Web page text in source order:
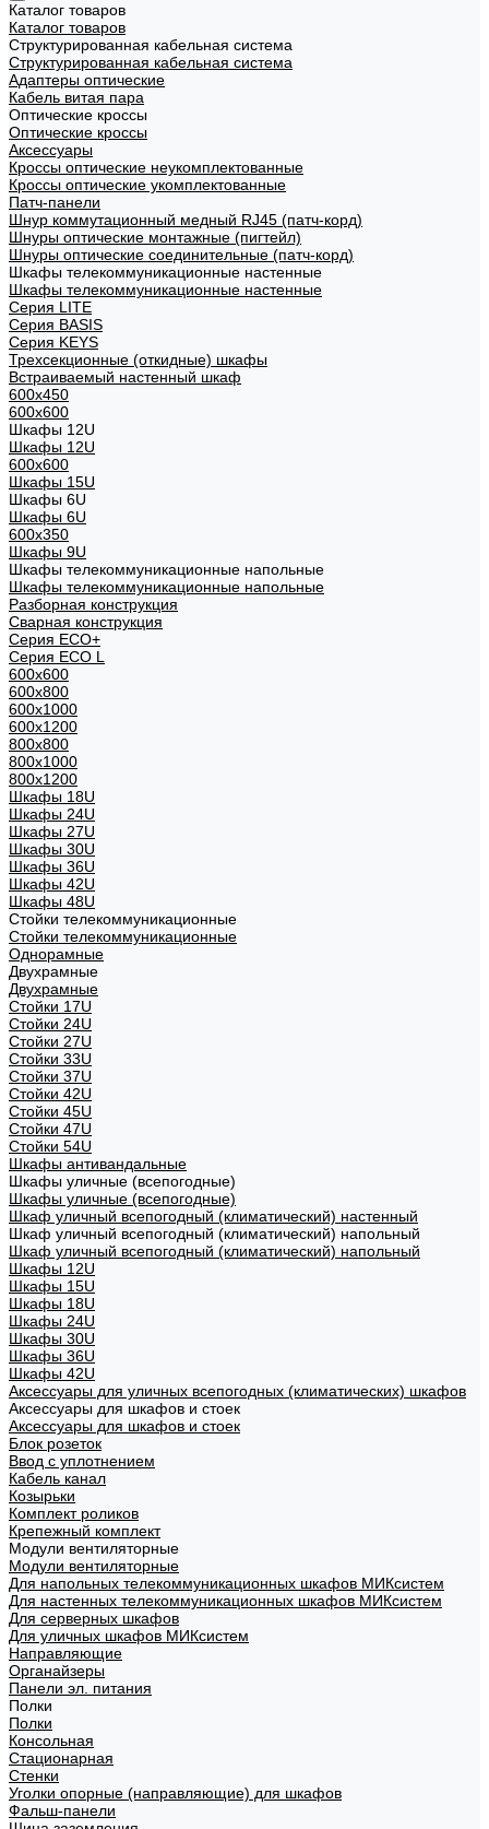
Каталог товаров
Каталог товаров
Структурированная кабельная система
Структурированная кабельная система
Адаптеры оптические
Кабель витая пара
Оптические кроссы
Оптические кроссы
Аксессуары
Кроссы оптические неукомплектованные
Кроссы оптические укомплектованные
Патч-панели
Шнур коммутационный медный RJ45 (патч-корд)
Шнуры оптические монтажные (пигтейл)
Шнуры оптические соединительные (патч-корд)
Шкафы телекоммуникационные настенные
Шкафы телекоммуникационные настенные
Cерия LITE
Cерия BASIS
Cерия KEYS
Трехсекционные (откидные) шкафы
Встраиваемый настенный шкаф
600x450
600x600
Шкафы 12U
Шкафы 12U
600x600
Шкафы 15U
Шкафы 6U
Шкафы 6U
600x350
Шкафы 9U
Шкафы телекоммуникационные напольные
Шкафы телекоммуникационные напольные
Разборная конструкция
Сварная конструкция
Серия ECO+
Серия ECO L
600x600
600x800
600х1000
600х1200
800x800
800х1000
800х1200
Шкафы 18U
Шкафы 24U
Шкафы 27U
Шкафы 30U
Шкафы 36U
Шкафы 42U
Шкафы 48U
Стойки телекоммуникационные
Стойки телекоммуникационные
Однорамные
Двухрамные
Двухрамные
Стойки 17U
Стойки 24U
Стойки 27U
Стойки 33U
Стойки 37U
Стойки 42U
Стойки 45U
Стойки 47U
Стойки 54U
Шкафы антивандальные
Шкафы уличные (всепогодные)
Шкафы уличные (всепогодные)
Шкаф уличный всепогодный (климатический) настенный
Шкаф уличный всепогодный (климатический) напольный
Шкаф уличный всепогодный (климатический) напольный
Шкафы 12U
Шкафы 15U
Шкафы 18U
Шкафы 24U
Шкафы 30U
Шкафы 36U
Шкафы 42U
Аксессуары для уличных всепогодных (климатических) шкафов
Аксессуары для шкафов и стоек
Аксессуары для шкафов и стоек
Блок розеток
Ввод с уплотнением
Кабель канал
Козырьки
Комплект роликов
Крепежный комплект
Модули вентиляторные
Модули вентиляторные
Для напольных телекоммуникационных шкафов МИКсистем
Для настенных телекоммуникационных шкафов МИКсистем
Для серверных шкафов
Для уличных шкафов МИКсистем
Направляющие
Органайзеры
Панели эл. питания
Полки
Полки
Консольная
Стационарная
Стенки
Уголки опорные (направляющие) для шкафов
Фальш-панели